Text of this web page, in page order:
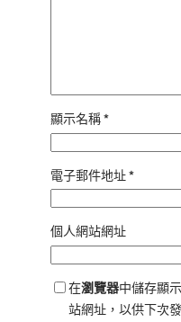
顯示名稱*
電子郵件地址*
個人網站網址
在瀏覽器中儲存顯
站網址，以供下次